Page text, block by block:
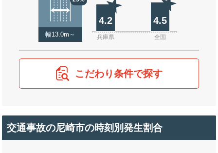
幅13.0m～
4.2 4.5
兵庫県 全国
こだわり条件で探す
交通事故の尼崎市の時刻別発生割合